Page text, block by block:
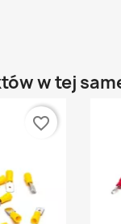
w tej
favorite_border